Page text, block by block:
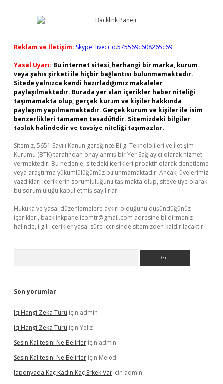
Reklam ve İletişim: Skype: live:.cid.575569c608265c69
Yasal Uyarı: Bu internet sitesi, herhangi bir marka, kurum
veya şahıs şirketi ile hiçbir bağlantısı bulunmamaktadır.
Sitede yalnızca kendi hazırladığımız makaleler
paylaşılmaktadır. Burada yer alan içerikler haber niteliği
taşımamakta olup, gerçek kurum ve kişiler hakkında
paylaşım yapılmamaktadır. Gerçek kurum ve kişiler ile isim
benzerlikleri tamamen tesadüfidir. Sitemizdeki bilgiler
taslak halindedir ve tavsiye niteliği taşımazlar.
Sitemiz, 5651 Sayılı Kanun gereğince Bilgi Teknolojileri ve İletişim
Kurumu (BTK) tarafından onaylanmış bir Yer Sağlayıcı olarak hizmet
vermektedir. Bu nedenle, sitedeki içerikleri proaktif olarak denetleme
veya araştırma yükümlülüğümüz bulunmamaktadır. Ancak, üyelerimiz
yazdıkları içeriklerin sorumluluğunu taşımakta olup, siteye üye olarak
bu sorumluluğu kabul etmiş sayılırlar.
Hukuka ve yasal düzenlemelere aykırı olduğunu düşündüğünüz
içerikleri, backlinkpanelicomtr@gmail.com adresine bildirmeniz
halinde, ilgili içerikler yasal süre içerisinde sitemizden kaldırılacaktır.
Son yorumlar
Iq Hangi Zeka Türü için admin
Iq Hangi Zeka Türü için Yeliz
Sesin Kalitesini Ne Belirler için admin
Sesin Kalitesini Ne Belirler için Melodi
Japonyada Kaç Kadın Kaç Erkek Var için admin